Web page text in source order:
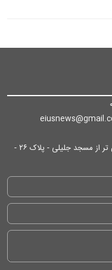
آدرس: تهران/ انتهای خیابان ایرانشهر - پایین تر از مسجد جلیلی - پلاک ۲۶ -